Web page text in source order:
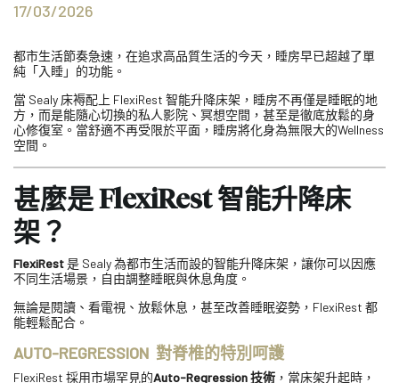
17/03/2026
都市生活節奏急速，在追求高品質生活的今天，睡房早已超越了單
純「入睡」的功能。
當 Sealy 床褥配上 FlexiRest 智能升降床架，睡房不再僅是睡眠的地
方，而是能隨心切換的私人影院、冥想空間，甚至是徹底放鬆的身
心修復室。當舒適不再受限於平面，睡房將化身為無限大的Wellness
空間。
甚麼是 FlexiRest 智能升降床
架？
FlexiRest是 Sealy 為都市生活而設的智能升降床架，讓你可以因應
不同生活場景，自由調整睡眠與休息角度。
無論是閱讀、看電視、放鬆休息，甚至改善睡眠姿勢，FlexiRest 都
能輕鬆配合。
AUTO-REGRESSION 對脊椎的特別呵護
FlexiRest 採用市場罕見的Auto-Regression 技術 ，當床架升起時，